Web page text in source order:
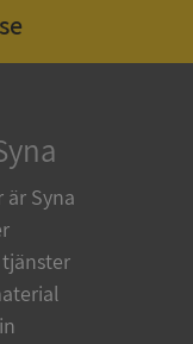
är Syna
cookies.